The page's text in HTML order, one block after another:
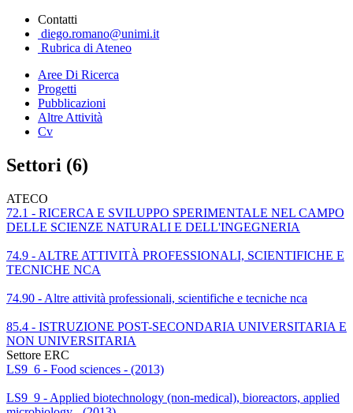
Contatti
diego.romano@unimi.it
Rubrica di Ateneo
Aree Di Ricerca
Progetti
Pubblicazioni
Altre Attività
Cv
Settori (6)
ATECO
72.1 - RICERCA E SVILUPPO SPERIMENTALE NEL CAMPO
DELLE SCIENZE NATURALI E DELL'INGEGNERIA
74.9 - ALTRE ATTIVITÀ PROFESSIONALI, SCIENTIFICHE E
TECNICHE NCA
74.90 - Altre attività professionali, scientifiche e tecniche nca
85.4 - ISTRUZIONE POST-SECONDARIA UNIVERSITARIA E
NON UNIVERSITARIA
Settore ERC
LS9_6 - Food sciences - (2013)
LS9_9 - Applied biotechnology (non-medical), bioreactors, applied